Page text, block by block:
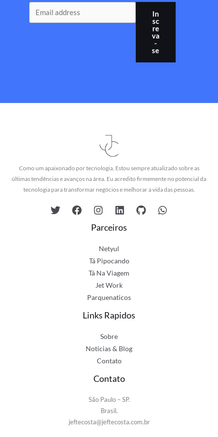
In
sc
re
va
-
se
Como um apaixonado por tecnologia, Estou sempre atualizado sobre as
últimas tendências e avanços na área. Eu acredito firmemente no potencial da
tecnologia para transformar negócios e melhorar a vida das pessoas.
Parceiros
Netyul
Tá Pipocando
Tá Na Viagem
Jet Work
Parquenaticos
Links Rapidos
Sobre
Notícias & Blog
Contato
Contato
São Paulo – SP.
Brasil.
jeftecosta@jeftecosta.com.br